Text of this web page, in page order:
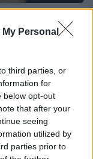
Personal
third parties, or
for
below opt-out
that after your
seeing
utilized by
parties prior to
s-au aflat în
Unde se
2026,
a